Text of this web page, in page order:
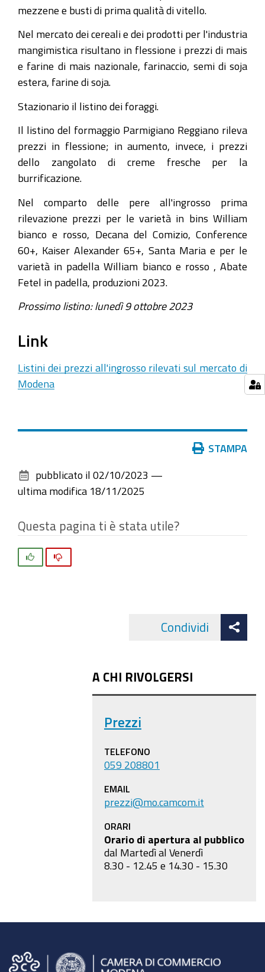
mezzene e busti di prima qualità di vitello.
Nel mercato dei cereali e dei prodotti per l'industria
mangimistica risultano in flessione i prezzi di mais
e farine di mais nazionale, farinaccio, semi di soja
estera, farine di soja.
Stazionario il listino dei foraggi.
Il listino del formaggio Parmigiano Reggiano rileva
prezzi in flessione; in aumento, invece, i prezzi
dello zangolato di creme fresche per la
burrificazione.
Nel comparto delle pere all'ingrosso prima
rilevazione prezzi per le varietà in bins William
bianco e rosso, Decana del Comizio, Conference
60+, Kaiser Alexander 65+, Santa Maria e per le
varietà in padella William bianco e rosso , Abate
Fetel in padella, produzioni 2023.
Prossimo listino: lunedì 9 ottobre 2023
Link
Listini dei prezzi all'ingrosso rilevati sul mercato di
Modena
documento
STAMPA
pubblicato il 02/10/2023 —
ultima modifica 18/11/2025
Questa pagina ti è stata utile?
Condividi
A CHI RIVOLGERSI
Prezzi
TELEFONO
059 208801
EMAIL
prezzi@mo.camcom.it
ORARI
Orario di apertura al pubblico
dal Martedì al Venerdì
8.30 - 12.45 e 14.30 - 15.30